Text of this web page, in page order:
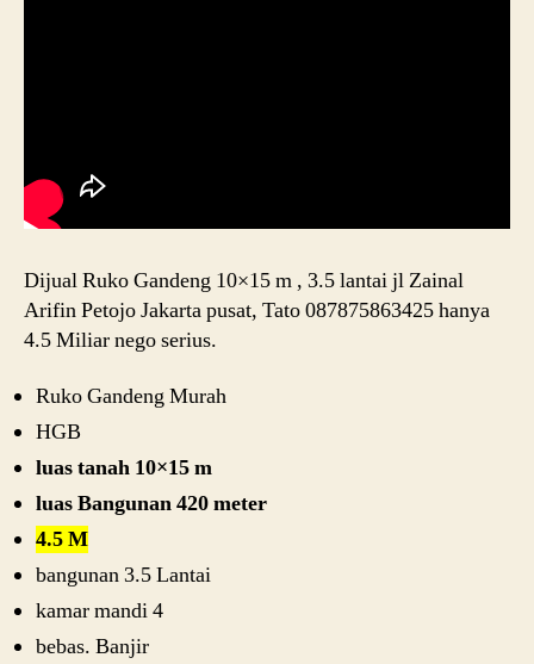
Dijual Ruko Gandeng 10×15 m , 3.5 lantai jl Zainal
Arifin Petojo Jakarta pusat, Tato 087875863425 hanya
4.5 Miliar nego serius.
Ruko Gandeng Murah
HGB
luas tanah 10×15 m
luas Bangunan 420 meter
4.5 M
bangunan 3.5 Lantai
kamar mandi 4
bebas. Banjir